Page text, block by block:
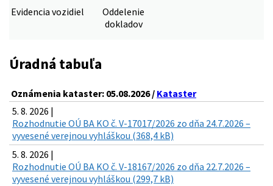
Evidencia vozidiel
Oddelenie
dokladov
Úradná tabuľa
Oznámenia kataster: 05.08.2026 / Kataster
5. 8. 2026 |
Rozhodnutie OÚ BA KO č. V-17017/2026 zo dňa 24.7.2026 –
vyvesené verejnou vyhláškou (368,4 kB)
5. 8. 2026 |
Rozhodnutie OÚ BA KO č. V-18167/2026 zo dňa 22.7.2026 –
vyvesené verejnou vyhláškou (299,7 kB)